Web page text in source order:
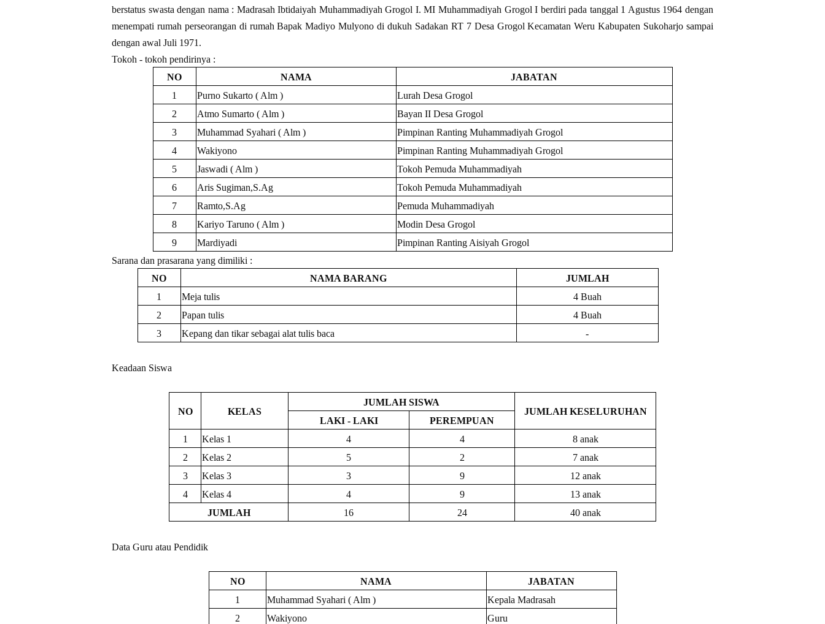
berstatus swasta dengan nama : Madrasah Ibtidaiyah Muhammadiyah Grogol I. MI Muhammadiyah Grogol I berdiri pada tanggal 1 Agustus 1964 dengan
menempati rumah perseorangan di rumah Bapak Madiyo Mulyono di dukuh Sadakan RT 7 Desa Grogol Kecamatan Weru Kabupaten Sukoharjo sampai
dengan awal Juli 1971.
Tokoh - tokoh pendirinya :
NO
NAMA
JABATAN
1
Purno Sukarto ( Alm )
Lurah Desa Grogol
2
Atmo Sumarto ( Alm )
Bayan II Desa Grogol
3
Muhammad Syahari ( Alm )
Pimpinan Ranting Muhammadiyah Grogol
4
Wakiyono
Pimpinan Ranting Muhammadiyah Grogol
5
Jaswadi ( Alm )
Tokoh Pemuda Muhammadiyah
6
Aris Sugiman,S.Ag
Tokoh Pemuda Muhammadiyah
7
Ramto,S.Ag
Pemuda Muhammadiyah
8
Kariyo Taruno ( Alm )
Modin Desa Grogol
9
Mardiyadi
Pimpinan Ranting Aisiyah Grogol
Sarana dan prasarana yang dimiliki :
NO
NAMA BARANG
JUMLAH
1
Meja tulis
4 Buah
2
Papan tulis
4 Buah
3
Kepang dan tikar sebagai alat tulis baca -
Keadaan Siswa
NO KELAS
JUMLAH SISWA
JUMLAH KESELURUHAN
LAKI - LAKI
PEREMPUAN
1
Kelas 1 4 4
8 anak
2
Kelas 2 5 2
7 anak
3
Kelas 3 3 9
12 anak
4
Kelas 4 4 9
13 anak
JUMLAH
16 24 40 anak
Data Guru atau Pendidik
NO NAMA
JABATAN
1
Muhammad Syahari ( Alm )
Kepala Madrasah
2
Wakiyono
Guru